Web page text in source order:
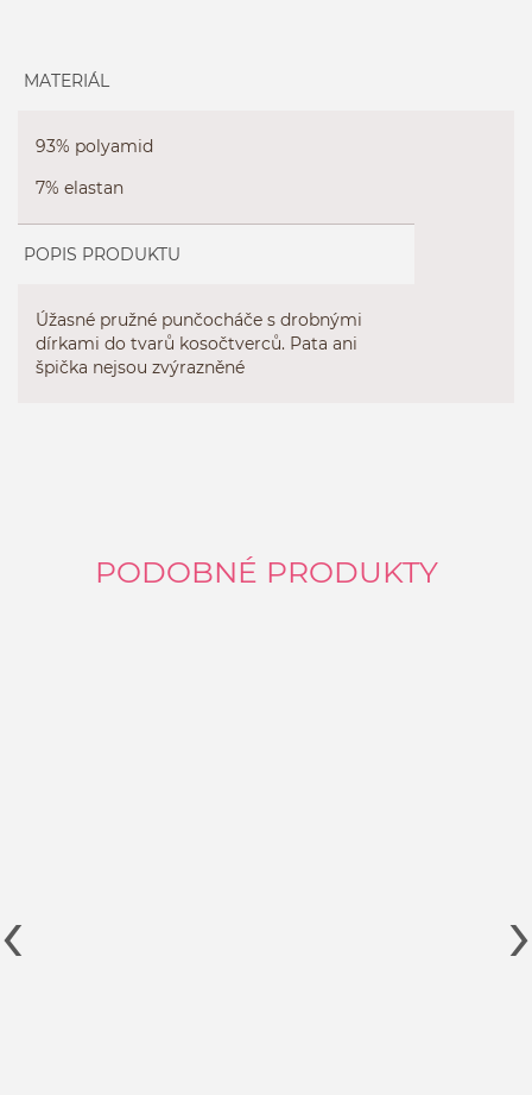
MATERIÁL
93% polyamid
7% elastan
POPIS PRODUKTU
Úžasné pružné punčocháče s drobnými
dírkami do tvarů kosočtverců. Pata ani
špička nejsou zvýrazněné
PODOBNÉ PRODUKTY